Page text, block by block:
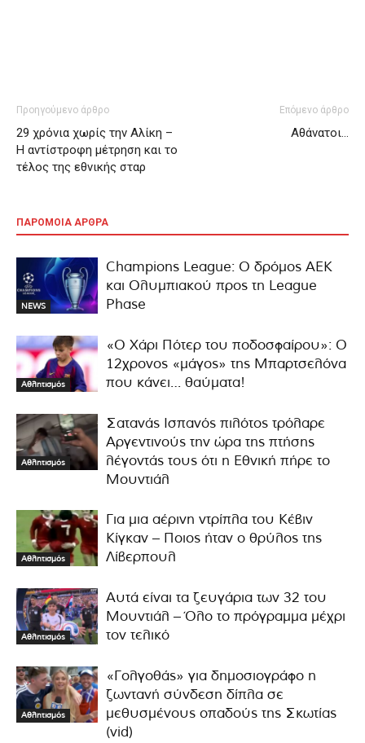
Προηγούμενο άρθρο
29 χρόνια χωρίς την Αλίκη –
Η αντίστροφη μέτρηση και το
τέλος της εθνικής σταρ
Επόμενο άρθρο
Αθάνατοι…
ΠΑΡΟΜΟΙΑ ΑΡΘΡΑ
NEWS
Champions League: Ο δρόμος ΑΕΚ
και Ολυμπιακού προς τη League
Phase
Αθλητισμός
«Ο Χάρι Πότερ του ποδοσφαίρου»: Ο
12χρονος «μάγος» της Μπαρτσελόνα
που κάνει… θαύματα!
Αθλητισμός
Σατανάς Ισπανός πιλότος τρόλαρε
Αργεντινούς την ώρα της πτήσης
λέγοντάς τους ότι η Εθνική πήρε το
Μουντιάλ
Αθλητισμός
Για μια αέρινη ντρίπλα του Κέβιν
Κίγκαν – Ποιος ήταν ο θρύλος της
Λίβερπουλ
Αθλητισμός
Αυτά είναι τα ζευγάρια των 32 του
Μουντιάλ – Όλο το πρόγραμμα μέχρι
τον τελικό
Αθλητισμός
«Γολγοθάς» για δημοσιογράφο η
ζωντανή σύνδεση δίπλα σε
μεθυσμένους οπαδούς της Σκωτίας
(vid)